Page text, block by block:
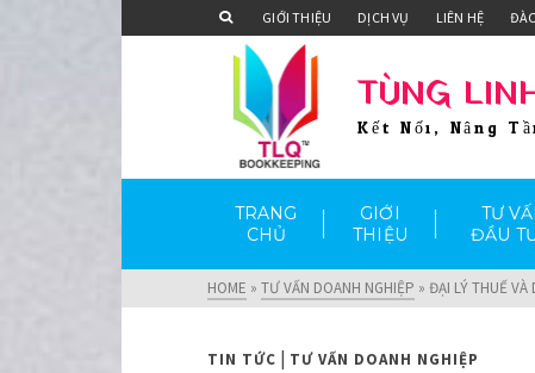
GIỚI THIỆU DỊCH VỤ LIÊN HỆ
TÙNG
Kết Nối, Nâng
TRANG
CHỦ
GIỚI
THIỆU
TƯ
ĐẦU
HOME » TƯ VẤN DOANH NGHIỆP » ĐẠI LÝ THUẾ VÀ
TIN TỨC | TƯ VẤN DOANH NGHIỆP